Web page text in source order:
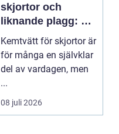
skjortor och
liknande plagg: Så
fungerar
professionell
klädvård i
Kemtvätt för skjortor är
för många en självklar
del av vardagen, men
...
08 juli 2026